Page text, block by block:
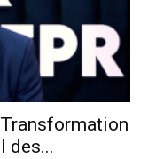
des...